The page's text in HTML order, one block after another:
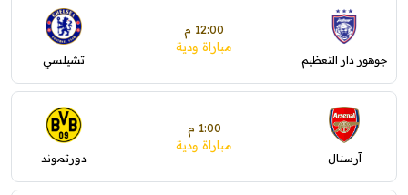
جوهور دار التعظيم
12:00 م
مباراة ودية
تشيلسي
آرسنال
1:00 م
مباراة ودية
دورتموند